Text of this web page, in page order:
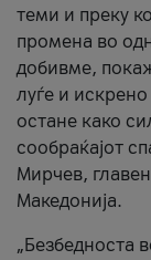
теми и преку
промена во
добивме,
луѓе и
остане како
сообраќајот
Мирчев,
Македонија.
„Безбедноста